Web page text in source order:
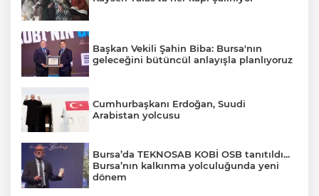
Başkan Vekili Şahin Biba: Bursa'nın
geleceğini bütüncül anlayışla planlıyoruz
Cumhurbaşkanı Erdoğan, Suudi
Arabistan yolcusu
Bursa’da TEKNOSAB KOBİ OSB tanıtıldı...
Bursa’nın kalkınma yolculuğunda yeni
dönem